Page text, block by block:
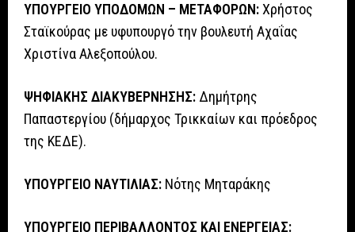
ΥΠΟΥΡΓΕΙΟ ΥΠΟΔΟΜΩΝ – ΜΕΤΑΦΟΡΩΝ:Χρήστος
Σταϊκούρας με υφυπουργό την βουλευτή Αχαΐας
Χριστίνα Αλεξοπούλου.
ΨΗΦΙΑΚΗΣ ΔΙΑΚΥΒΕΡΝΗΣΗΣ: Δημήτρης
Παπαστεργίου (δήμαρχος Τρικκαίων και πρόεδρος
της ΚΕΔΕ).
ΥΠΟΥΡΓΕΙΟ ΝΑΥΤΙΛΙΑΣ: Νότης Μηταράκης
ΥΠΟΥΡΓΕΙΟ ΠΕΡΙΒΑΛΛΟΝΤΟΣ ΚΑΙ ΕΝΕΡΓΕΙΑΣ: